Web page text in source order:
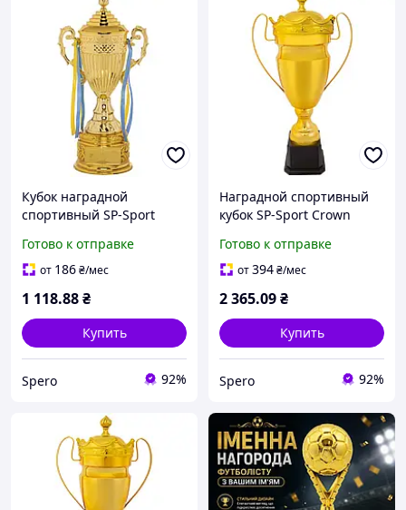
Кубок наградной
спортивный SP-Sport
высота 44см для
соревнований
Готово к отправке
от 186₴/мес
1 118.88₴
Купить
Spero 92%
Наградной спортивный
кубок SP-Sport Crown
57см универсальный
Готово к отправке
от394₴/мес
2 365.09₴
Купить
Spero 92%